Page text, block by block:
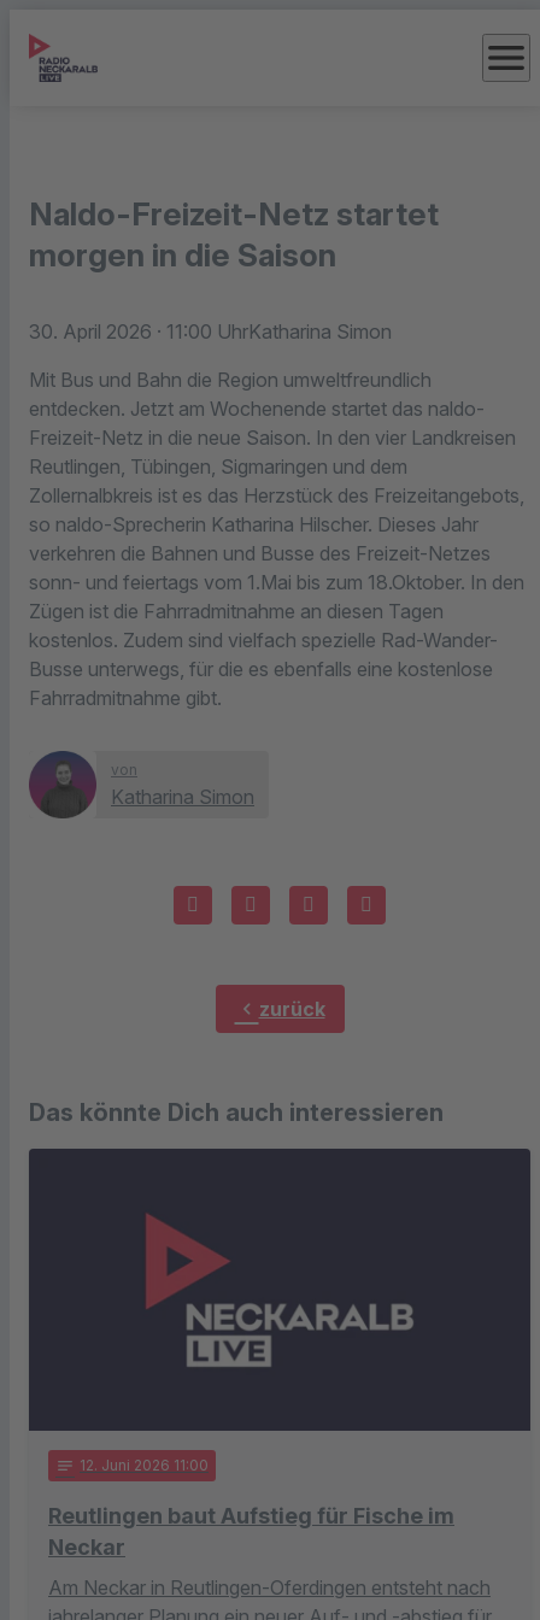
menu
Naldo-Freizeit-Netz startet
morgen in die Saison
30. April 2026 · 11:00 UhrKatharina Simon
Mit Bus und Bahn die Region umweltfreundlich
entdecken. Jetzt am Wochenende startet das naldo-
Freizeit-Netz in die neue Saison. In den vier Landkreisen
Reutlingen, Tübingen, Sigmaringen und dem
Zollernalbkreis ist es das Herzstück des Freizeitangebots,
so naldo-Sprecherin Katharina Hilscher. Dieses Jahr
verkehren die Bahnen und Busse des Freizeit-Netzes
sonn- und feiertags vom 1.Mai bis zum 18.Oktober. In den
Zügen ist die Fahrradmitnahme an diesen Tagen
kostenlos. Zudem sind vielfach spezielle Rad-Wander-
Busse unterwegs, für die es ebenfalls eine kostenlose
Fahrradmitnahme gibt.
von
Katharina Simon
chevron_left zurück
Das könnte Dich auch interessieren
notes 12. Juni 2026 11:00
Reutlingen baut Aufstieg für Fische im
Neckar
Am Neckar in Reutlingen-Oferdingen entsteht nach